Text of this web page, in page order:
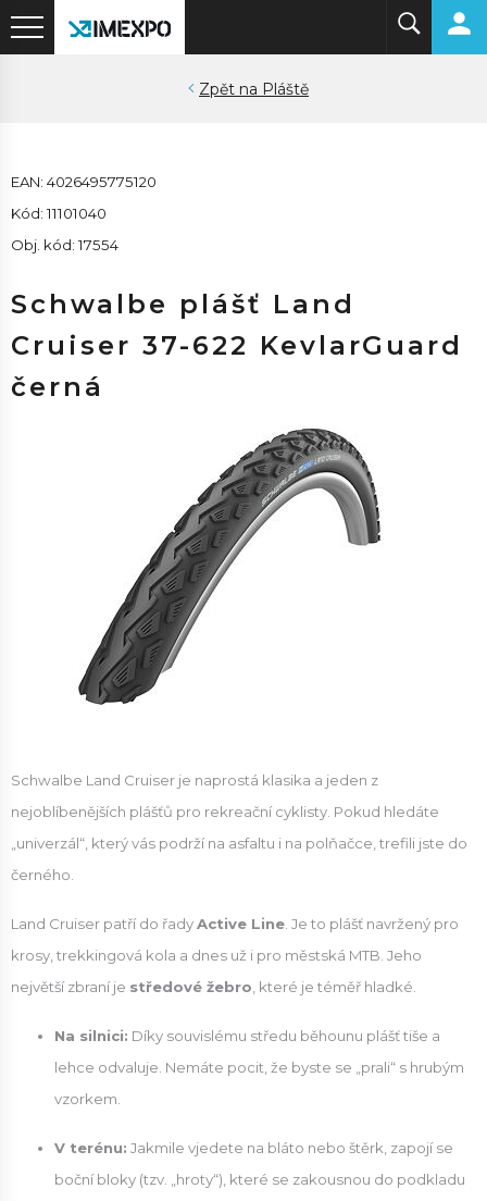
Pláště
EAN: 4026495775120
Kód: 11101040
Obj. kód: 17554
Schwalbe plášť Land
Cruiser 37-622 KevlarGuard
černá
Schwalbe Land Cruiser je naprostá klasika a jeden z
nejoblíbenějších plášťů pro rekreační cyklisty. Pokud hledáte
„univerzál“, který vás podrží na asfaltu i na polňačce, trefili jste do
černého.
Land Cruiser patří do řadyActive Line . Je to plášť navržený pro
krosy, trekkingová kola a dnes už i pro městská MTB. Jeho
největší zbraní je středové žebro , které je téměř hladké.
Na silnici: Díky souvislému středu běhounu plášť tiše a
lehce odvaluje. Nemáte pocit, že byste se „prali“ s hrubým
vzorkem.
V terénu: Jakmile vjedete na bláto nebo štěrk, zapojí se
boční bloky (tzv. „hroty“), které se zakousnou do podkladu